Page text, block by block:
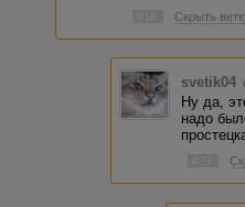
Скрыть
svetik04
Ну да,
надо